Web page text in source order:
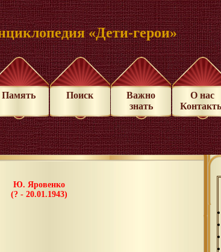
«Дети-герои»
Память Поиск
Важно
знать
О нас
Ю. Яровенко
(? - 20.01.1943)